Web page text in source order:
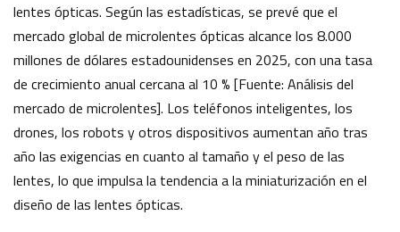
lentes ópticas. Según las estadísticas, se prevé que el
mercado global de microlentes ópticas alcance los 8.000
millones de dólares estadounidenses en 2025, con una tasa
de crecimiento anual cercana al 10 % [Fuente: Análisis del
mercado de microlentes]. Los teléfonos inteligentes, los
drones, los robots y otros dispositivos aumentan año tras
año las exigencias en cuanto al tamaño y el peso de las
lentes, lo que impulsa la tendencia a la miniaturización en el
diseño de las lentes ópticas.